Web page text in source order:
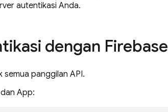
autentikasi Anda.
dengan Firebase
panggilan API.
App: